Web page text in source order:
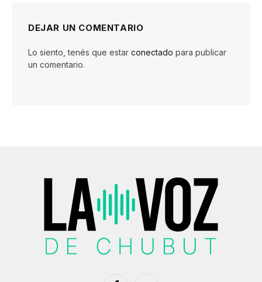
DEJAR UN COMENTARIO
Lo siento, tenés que estar conectado para publicar
un comentario.